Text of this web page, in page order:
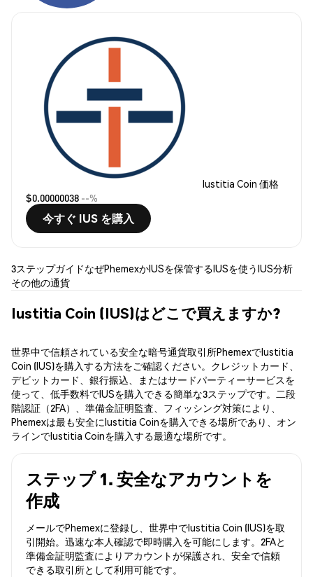
Iustitia Coin 価格
$0.00000038 --%
今すぐ IUS を購入
3ステップガイドなぜPhemexかIUSを保管するIUSを使うIUS分析
その他の通貨
Iustitia Coin (IUS)はどこで買えますか?
世界中で信頼されている安全な暗号通貨取引所PhemexでIustitia
Coin (IUS)を購入する方法をご確認ください。クレジットカード、
デビットカード、銀行振込、またはサードパーティーサービスを
使って、低手数料でIUSを購入できる簡単な3ステップです。二段
階認証（2FA）、準備金証明監査、フィッシング対策により、
Phemexは最も安全にIustitia Coinを購入できる場所であり、オン
ラインでIustitia Coinを購入する最適な場所です。
ステップ 1. 安全なアカウントを
作成
メールでPhemexに登録し、世界中でIustitia Coin (IUS)を取
引開始。迅速な本人確認で即時購入を可能にします。2FAと
準備金証明監査によりアカウントが保護され、安全で信頼
できる取引所として利用可能です。